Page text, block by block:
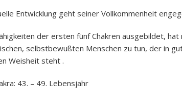
Entwicklung geht seiner Vollkommenheit
der ersten fünf Chakren ausgebildet, hat
selbstbewußten Menschen zu tun, der in
Weisheit steht .
43. – 49. Lebensjahr